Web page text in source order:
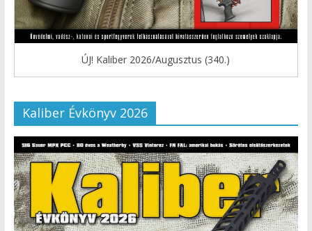
ÚJ! Kaliber 2026/Augusztus (340.)
Kaliber Évkönyv 2026